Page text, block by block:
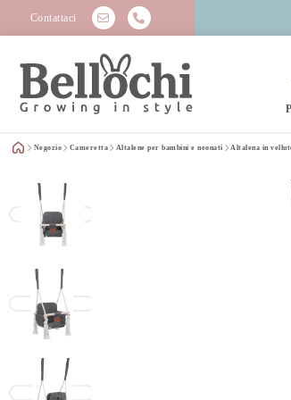
Contattaci
Negozio Cameretta Altalene per bambini e neonati Altalena in